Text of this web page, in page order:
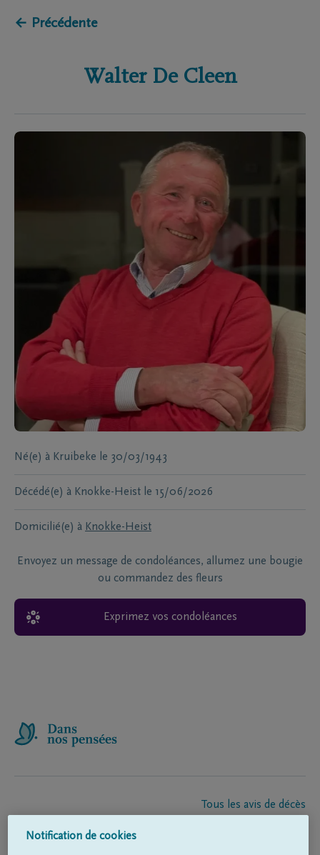
← Précédente
Walter De Cleen
Né(e) à Kruibeke le 30/03/1943
Décédé(e) à Knokke-Heist le 15/06/2026
Domicilié(e) à Knokke-Heist
Envoyez un message de condoléances, allumez une bougie
ou commandez des fleurs
Exprimez vos condoléances
Tous les avis de décès
Entrepreneur de pompes funèbres
Notification de cookies